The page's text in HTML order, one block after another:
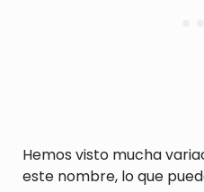
Hemos visto mucha
este nombre, lo que